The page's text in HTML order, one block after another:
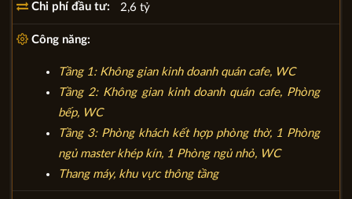
Chi phí đầu tư: 2,6 tỷ
Công năng:
Tầng 1: Không gian kinh doanh quán cafe, WC
Tầng 2: Không gian kinh doanh quán cafe, Phòng
bếp, WC
Tầng 3: Phòng khách kết hợp phòng thờ, 1 Phòng
ngủ master khép kín, 1 Phòng ngủ nhỏ, WC
Thang máy, khu vực thông tầng